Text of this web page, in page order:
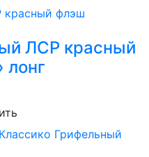
ЛСР красный
лонг